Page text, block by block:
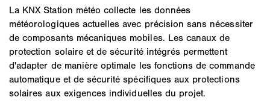
La KNX Station météo collecte les données
météorologiques actuelles avec précision sans nécessiter
de composants mécaniques mobiles. Les canaux de
protection solaire et de sécurité intégrés permettent
d'adapter de manière optimale les fonctions de commande
automatique et de sécurité spécifiques aux protections
solaires aux exigences individuelles du projet.